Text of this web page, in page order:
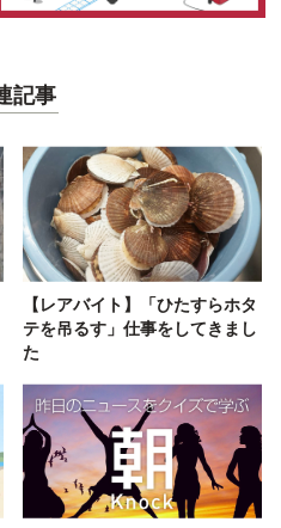
記事
【レアバイト】「ひたすらホタ
テを吊るす」仕事をしてきまし
た